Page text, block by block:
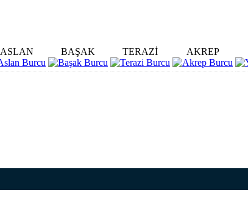
ASLAN BAŞAK TERAZİ AKREP